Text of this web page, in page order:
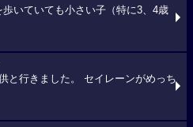
歩いていても小さい子（特に3、4歳
と行きました。 セイレーンがめっち